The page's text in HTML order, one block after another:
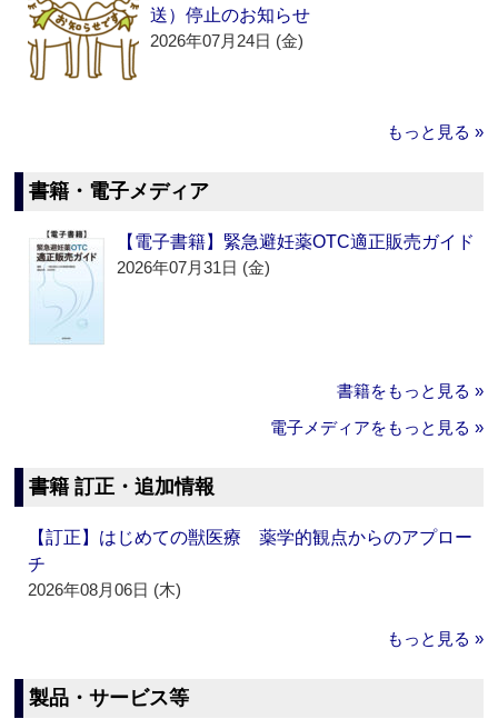
送）停止のお知らせ
2026年07月24日 (金)
もっと見る »
書籍・電子メディア
【電子書籍】緊急避妊薬OTC適正販売ガイド
2026年07月31日 (金)
書籍をもっと見る »
電子メディアをもっと見る »
書籍 訂正・追加情報
【訂正】はじめての獣医療 薬学的観点からのアプロー
チ
2026年08月06日 (木)
もっと見る »
製品・サービス等